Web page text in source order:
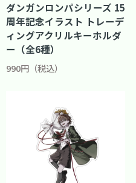
ダンガンロンパシリーズ 15
周年記念イラスト トレーデ
ィングアクリルキーホルダ
ー（全6種）
990円（税込）